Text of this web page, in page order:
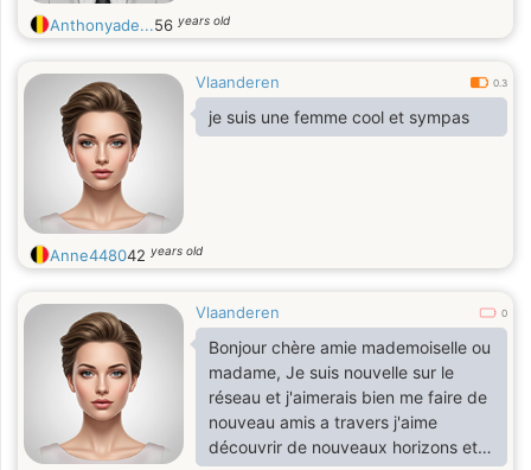
Anthonyade...56 years old
Vlaanderen 0.3
je suis une femme cool et sympas
Anne448042 years old
Vlaanderen 0
Bonjour chère amie mademoiselle ou
madame, Je suis nouvelle sur le
réseau et j'aimerais bien me faire de
nouveau amis a travers j'aime
découvrir de nouveaux horizons et